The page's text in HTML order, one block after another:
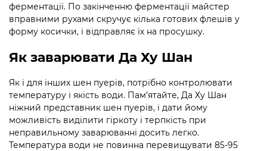
ферментації. По закінченню ферментації майстер
вправними рухами скручує кілька готових флешів у
форму косички, і відправляє їх на просушку.
Як заварювати Да Ху Шан
Як і для інших шен пуерів, потрібно контролювати
температуру і якість води. Пам’ятайте, Да Ху Шан
ніжний представник шен пуерів, і дати йому
можливість виділити гіркоту і терпкість при
неправильному заварюванні досить легко.
Температура води не повинна перевищувати 85-95